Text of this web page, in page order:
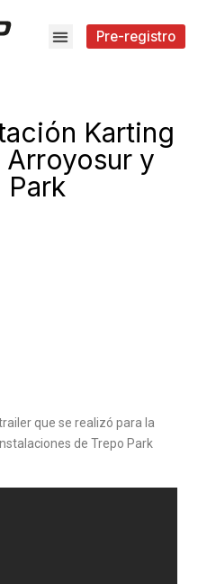
Pre-registro
Karting
y
Park
que se realizó para la
de Trepo Park